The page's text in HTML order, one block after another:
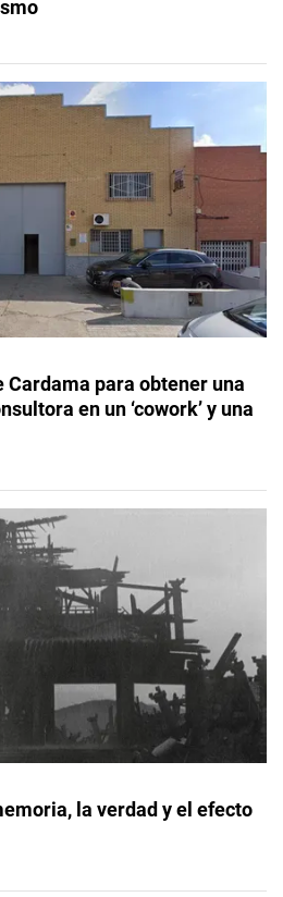
para obtener una
en un ‘cowork’ y una
la verdad y el efecto